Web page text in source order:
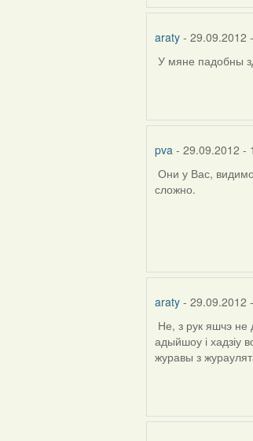
araty - 29.09.2012
У мяне падобны
pva - 29.09.2012 -
In
reply
Они у Вас,
сложно.
araty - 29.09.2012
Не, з рук яшчэ не
адыйшоу і хадзіу
журавы з